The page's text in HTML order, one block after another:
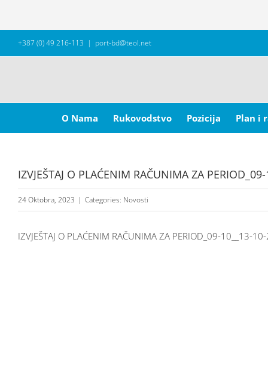
+387 (0) 49 216-113 | port-bd@teol.net
for:
O Nama
Rukovodstvo Pozicija Plan i
IZVJEŠTAJ O PLAĆENIM RAČUNIMA ZA
24 Oktobra, 2023 | Categories: Novosti
IZVJEŠTAJ O PLAĆENIM RAČUNIMA ZA PERIOD_09-10__13-